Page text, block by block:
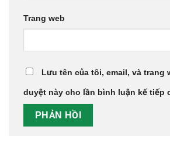
Trang web
Lưu tên của tôi, email, và trang
duyệt này cho lần bình luận kế tiếp